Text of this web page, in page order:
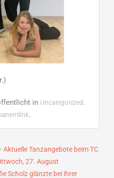
in Uncategorized.
.
Tanzangebote beim TC
27. August
Scholz glänzte bei ihrer